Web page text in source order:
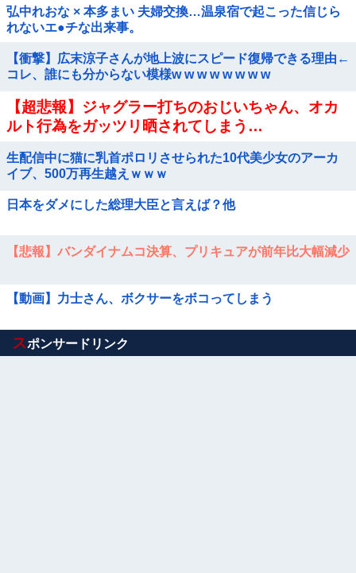
弘中れおな × 本多まい 夫婦交換…温泉宿で起こった信じら
れないエ●チな出来事。
【衝撃】広末涼子さんが地上波にスピード復帰できる理由←
コレ、誰にも分からない模様w w w w w w w w
【超悲報】ジャグラー打ちのおじいちゃん、オカ
ルト行為をガッツリ晒されてしまう…
生配信中に猫に乳首ポロリさせられた10代美少女のアーカ
イブ、500万再生越えｗｗｗ
日本をダメにした総理大臣と言えば？他
【悲報】バンダイナムコ決算、プリキュアが前年比大幅減少
【動画】力士さん、ボクサーをボコってしまう
Powered by livedoor 相互RSS
スポンサードリンク